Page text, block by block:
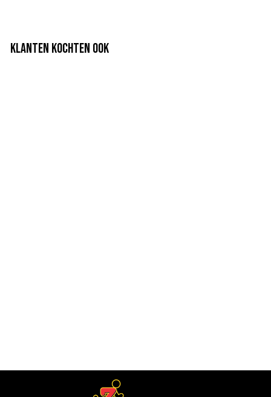
KLANTEN KOCHTEN OOK